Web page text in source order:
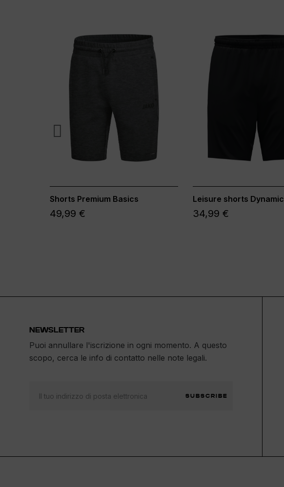
Shorts Premium Basics
49,99 €
Leisure shorts Dynamic
34,99 €
NEWSLETTER
Puoi annullare l'iscrizione in ogni momento. A questo
scopo, cerca le info di contatto nelle note legali.
SUBSCRIBE